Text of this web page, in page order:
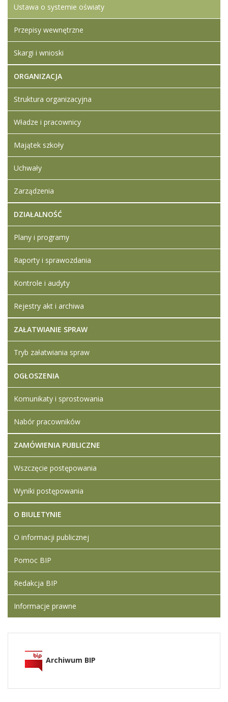
Ustawa o systemie oświaty
Przepisy wewnętrzne
Skargi i wnioski
ORGANIZACJA
Struktura organizacyjna
Władze i pracownicy
Majątek szkoły
Uchwały
Zarządzenia
DZIAŁALNOŚĆ
Plany i programy
Raporty i sprawozdania
Kontrole i audyty
Rejestry akt i archiwa
ZAŁATWIANIE SPRAW
Tryb załatwiania spraw
OGŁOSZENIA
Komunikaty i sprostowania
Nabór pracowników
ZAMÓWIENIA PUBLICZNE
Wszczęcie postępowania
Wyniki postępowania
O BIULETYNIE
O informacji publicznej
Pomoc BIP
Redakcja BIP
Informacje prawne
Archiwum BIP